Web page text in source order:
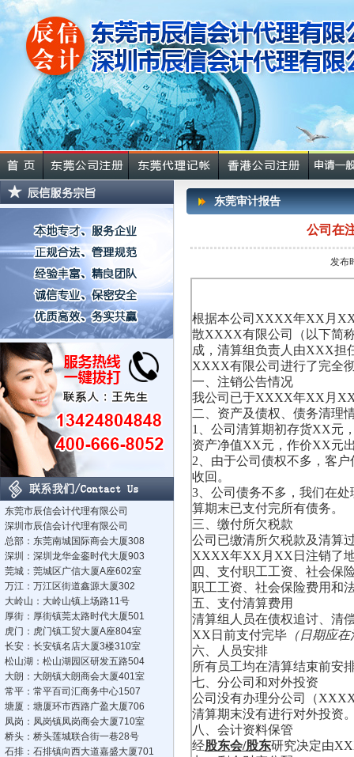
东莞市辰信会计代理有限公司
深圳市辰信会计代理有限公司
总部：东莞南城国际商会大厦308
深圳：深圳龙华金銮时代大厦903
莞城：莞城区广信大厦A座602室
万江：万江区街道鑫源大厦302
大岭山：大岭山镇上场路11号
厚街：厚街镇莞太路时代大厦501
虎门：虎门镇工贸大厦A座804室
长安：长安镇名店大厦3楼310室
松山湖：松山湖园区研发五路504
大朗：大朗镇大朗商会大厦401室
常平：常平百司汇商务中心1507
塘厦：塘厦环市西路广盈大厦706
凤岗：凤岗镇凤岗商会大厦710室
桥头：桥头莲城联合街一巷28号
石排：石排镇向西大道嘉盛大厦701
东莞审计报告
公司在
发布
根据本公司XXXX年XX月
散XXXX有限公司（以下简
成，清算组负责人由XXX担
XXXX有限公司进行了完全
一、注销公告情况
我公司已于XXXX年XX月
二、资产及债权、债务清理
1、公司清算期初存货XX元
资产净值XX元，作价XX元
2、由于公司债权不多，客
收回。
3、公司债务不多，我们在
算期末已支付完所有债务。
三、缴付所欠税款
公司已缴清所欠税款及清算
XXXX年XX月XX日注销了
四、支付职工工资、社会保
职工工资、社会保险费用和
五、支付清算费用
清算组人员在债权追讨、清
XX日前支付完毕 （日期应
六、人员安排
所有员工均在清算结束前安
七、分公司和对外投资
公司没有办理分公司（
清算期末没有进行对外投资
八、会计资料保管
经股东会/股东研究决定由